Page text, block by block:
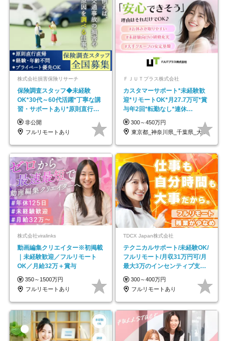
株式会社損害保険リサーチ
保険調査スタッフ◆未経験
OK*30代～60代活躍*丁寧な講
習・サポートあり*原則直行直
帰／全国募集・業務委託
非公開
フルリモートあり
ＦＪＵＴプラス株式会社
カスタマーサポート*未経験歓
迎*リモートOK*月27.7万可*賞
与年2回*転勤なし*連休
OK/ZE010232
300～450万円
東京都_神奈川県_千葉県_大阪府_愛知県…
株式会社viralinks
動画編集クリエイター※初掲載
｜未経験歓迎／フルリモート
OK／月給32万＋賞与
350～1500万円
フルリモートあり
TDCX Japan株式会社
テクニカルサポート/未経験OK/
フルリモート/月収31万円可/月
最大3万のインセンティブ支給/
平均年齢33歳
300～400万円
フルリモートあり